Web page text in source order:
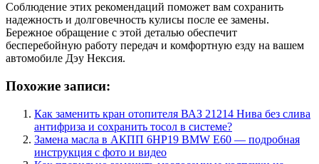
Соблюдение этих рекомендаций поможет вам сохранить
надежность и долговечность кулисы после ее замены.
Бережное обращение с этой деталью обеспечит
бесперебойную работу передач и комфортную езду на вашем
автомобиле Дэу Нексия.
Похожие записи:
Как заменить кран отопителя ВАЗ 21214 Нива без слива
антифриза и сохранить тосол в системе?
Замена масла в АКПП 6HP19 BMW E60 — подробная
инструкция с фото и видео